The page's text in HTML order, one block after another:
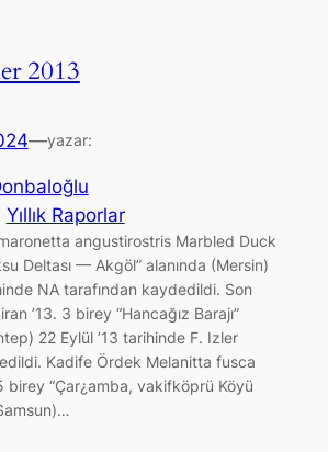
2013
—yazar:
Yıllık Raporlar
angustirostris Marbled Duck
Deltası — Akgöl” alanında (Mersin)
NA tarafından kaydedildi. Son
’13. 3 birey “Hancağız Barajı”
22 Eylül ’13 tarihinde F. Izler
Kadife Ördek Melanitta fusca
birey “Çar¿amba, vakifköprü Köyü